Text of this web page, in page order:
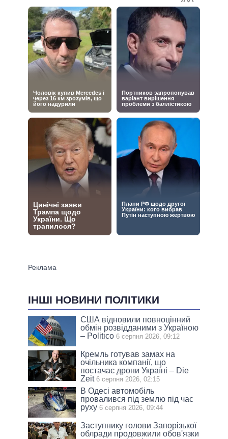
ІНШІ НОВИНИ ПОЛІТИКИ
США відновили повноцінний
обмін розвідданими з Україною
– Politico 6 серпня 2026, 09:12
Кремль готував замах на
очільника компанії, що
постачає дрони Україні – Die
Zeit 6 серпня 2026, 02:15
В Одесі автомобіль
провалився під землю під час
руху 6 серпня 2026, 09:44
Заступнику голови Запорізької
облради продовжили обов'язки